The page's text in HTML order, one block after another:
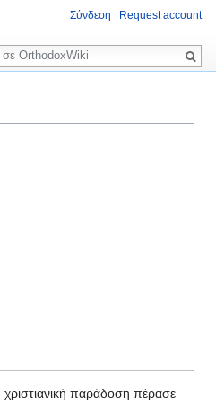
παράδοση πέρασε
Σύνδεση Request account